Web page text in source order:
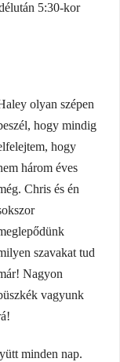
5:30-kor
olyan szépen
hogy mindig
hogy
három éves
Chris és én
szavakat tud
Nagyon
vagyunk
minden nap.